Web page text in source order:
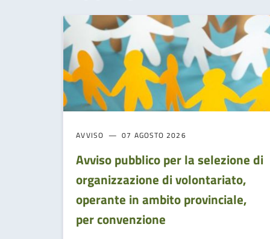
AVVISO 07 AGOSTO 2026
Avviso pubblico per la selezione di
organizzazione di volontariato,
operante in ambito provinciale,
per convenzione